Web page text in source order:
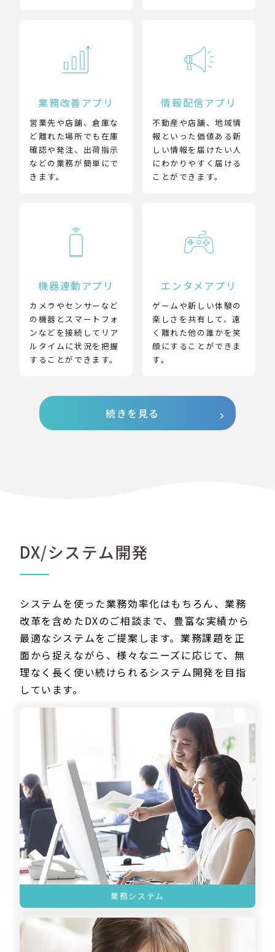
業務改善アプリ
営業先や店舗、倉庫な
ど離れた場所でも在庫
確認や発注、出荷指示
などの業務が簡単にで
きます。
情報配信アプリ
不動産や店舗、地域情
報といった価値ある新
しい情報を届けたい人
にわかりやすく届ける
ことができます。
機器連動アプリ
カメラやセンサーなど
の機器とスマートフォ
ンなどを接続してリア
ルタイムに状況を把握
することができます。
エンタメアプリ
ゲームや新しい体験の
楽しさを共有して、遠
く離れた他の誰かを笑
顔にすることができま
す。
続きを見る
DX/システム開発
システムを使った業務効率化はもちろん、業務
改革を含めたDXのご相談まで、豊富な実績から
最適なシステムをご提案します。業務課題を正
面から捉えながら、様々なニーズに応じて、無
理なく長く使い続けられるシステム開発を目指
しています。
業務システム